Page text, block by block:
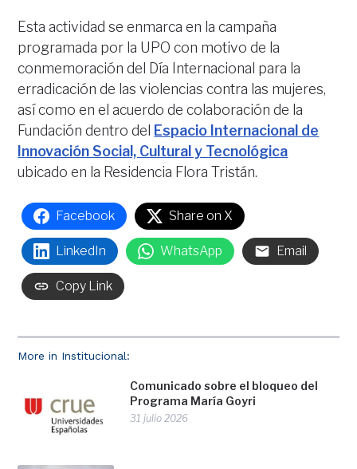
More in Institucional:
Comunicado sobre el bloqueo del
Programa María Goyri
31 julio 2026
Esta actividad se enmarca en la campaña
programada por la UPO con motivo de la
conmemoración del Día Internacional para la
erradicación de las violencias contra las mujeres,
así como en el acuerdo de colaboración de la
Fundación dentro del Espacio Internacional de
Innovación Social, Cultural y Tecnológica
ubicado en la Residencia Flora Tristán.
Facebook Share on X
LinkedIn WhatsApp Email
Copy Link